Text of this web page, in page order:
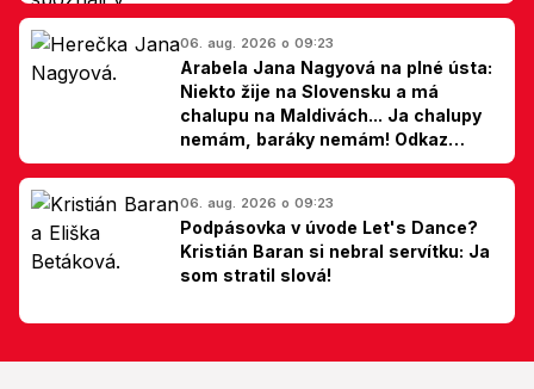
06. aug. 2026 o 09:23
Arabela Jana Nagyová na plné ústa:
Niekto žije na Slovensku a má
chalupu na Maldivách... Ja chalupy
nemám, baráky nemám! Odkaz
Slovákom
06. aug. 2026 o 09:23
Podpásovka v úvode Let's Dance?
Kristián Baran si nebral servítku: Ja
som stratil slová!